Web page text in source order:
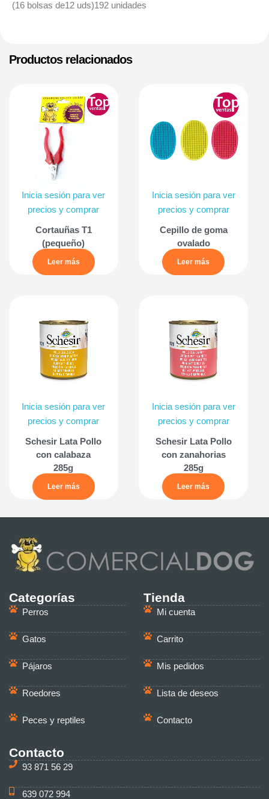
(16 bolsas de12 uds)192 unidades
Productos relacionados
Inicia sesión para ver
precios y comprar
Cortauñas T1
(pequeño)
Leer más
Inicia sesión para ver
precios y comprar
Cepillo de goma
ovalado
Leer más
Inicia sesión para ver
precios y comprar
Schesir Lata Pollo
con calabaza
285g
Leer más
Inicia sesión para ver
precios y comprar
Schesir Lata Pollo
con zanahorias
285g
Leer más
Categorías
Perros
Gatos
Pájaros
Roedores
Peces y reptiles
Tienda
Mi cuenta
Carrito
Mis pedidos
Lista de deseos
Contacto
Contacto
93 871 56 29
639 072 994